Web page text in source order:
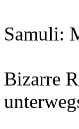
Samuli:
Bizarre